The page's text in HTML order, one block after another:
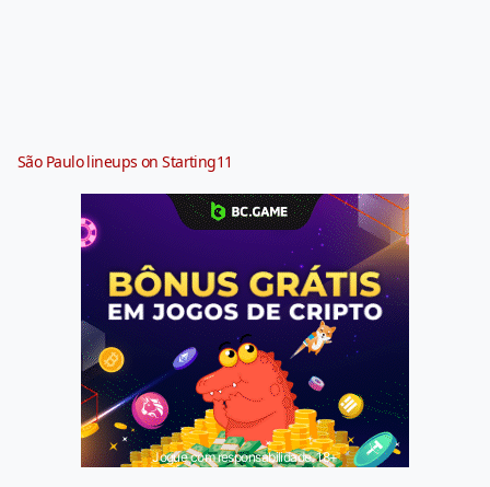
São Paulo lineups on Starting11
Jogue com responsabilidade. 18+